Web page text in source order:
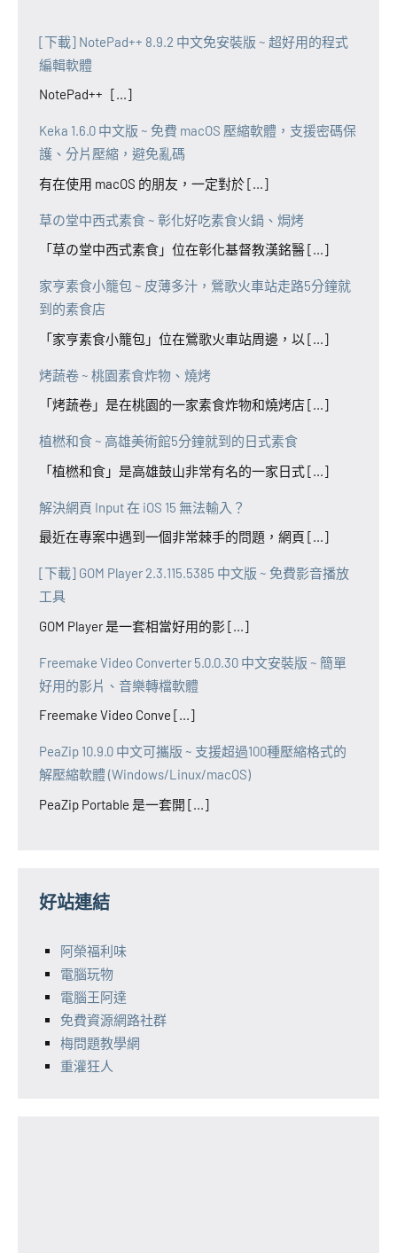
[下載] NotePad++ 8.9.2 中文免安裝版 ~ 超好用的程式
編輯軟體
NotePad++ [...]
Keka 1.6.0 中文版 ~ 免費 macOS 壓縮軟體，支援密碼保
護、分片壓縮，避免亂碼
有在使用 macOS 的朋友，一定對於 [...]
草の堂中西式素食 ~ 彰化好吃素食火鍋、焗烤
「草の堂中西式素食」位在彰化基督教漢銘醫 [...]
家亨素食小籠包 ~ 皮薄多汁，鶯歌火車站走路5分鐘就
到的素食店
「家亨素食小籠包」位在鶯歌火車站周邊，以 [...]
烤蔬卷 ~ 桃園素食炸物、燒烤
「烤蔬卷」是在桃園的一家素食炸物和燒烤店 [...]
植橪和食 ~ 高雄美術館5分鐘就到的日式素食
「植橪和食」是高雄鼓山非常有名的一家日式 [...]
解決網頁 Input 在 iOS 15 無法輸入？
最近在專案中遇到一個非常棘手的問題，網頁 [...]
[下載] GOM Player 2.3.115.5385 中文版 ~ 免費影音播放
工具
GOM Player 是一套相當好用的影 [...]
Freemake Video Converter 5.0.0.30 中文安裝版 ~ 簡單
好用的影片、音樂轉檔軟體
Freemake Video Conve [...]
PeaZip 10.9.0 中文可攜版 ~ 支援超過100種壓縮格式的
解壓縮軟體 (Windows/Linux/macOS)
PeaZip Portable 是一套開 [...]
好站連結
阿榮福利味
電腦玩物
電腦王阿達
免費資源網路社群
梅問題教學網
重灌狂人